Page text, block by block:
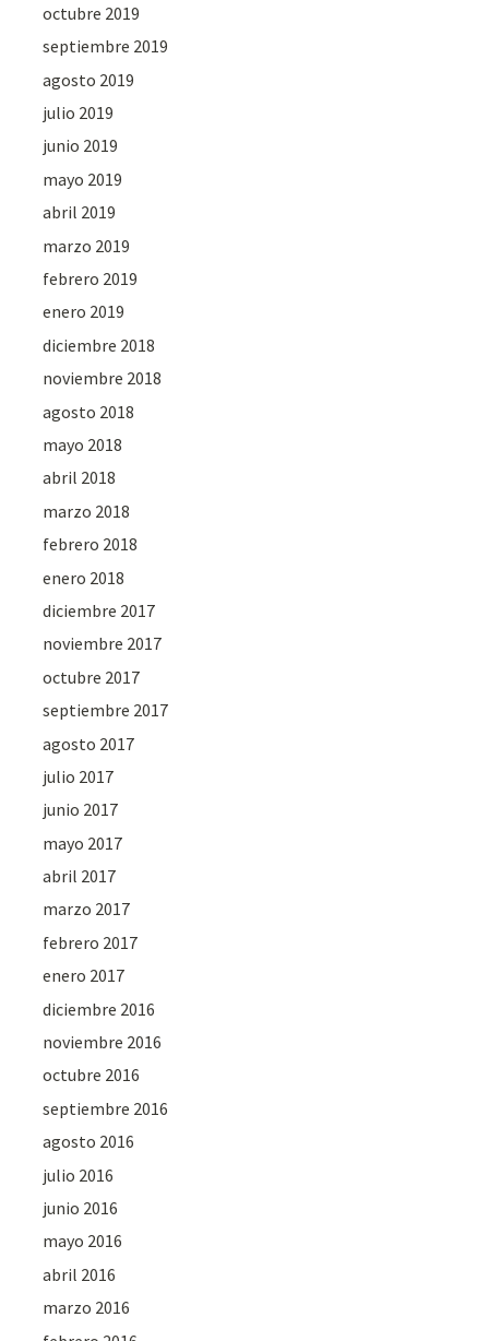
octubre 2019
septiembre 2019
agosto 2019
julio 2019
junio 2019
mayo 2019
abril 2019
marzo 2019
febrero 2019
enero 2019
diciembre 2018
noviembre 2018
agosto 2018
mayo 2018
abril 2018
marzo 2018
febrero 2018
enero 2018
diciembre 2017
noviembre 2017
octubre 2017
septiembre 2017
agosto 2017
julio 2017
junio 2017
mayo 2017
abril 2017
marzo 2017
febrero 2017
enero 2017
diciembre 2016
noviembre 2016
octubre 2016
septiembre 2016
agosto 2016
julio 2016
junio 2016
mayo 2016
abril 2016
marzo 2016